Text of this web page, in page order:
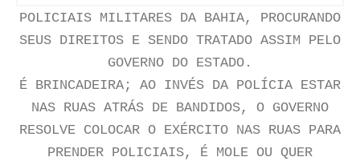
POLICIAIS MILITARES DA BAHIA, PROCURANDO
SEUS DIREITOS E SENDO TRATADO ASSIM PELO
GOVERNO DO ESTADO.
É BRINCADEIRA; AO INVÉS DA POLÍCIA ESTAR
NAS RUAS ATRÁS DE BANDIDOS, O GOVERNO
RESOLVE COLOCAR O EXÉRCITO NAS RUAS PARA
PRENDER POLICIAIS, É MOLE OU QUER